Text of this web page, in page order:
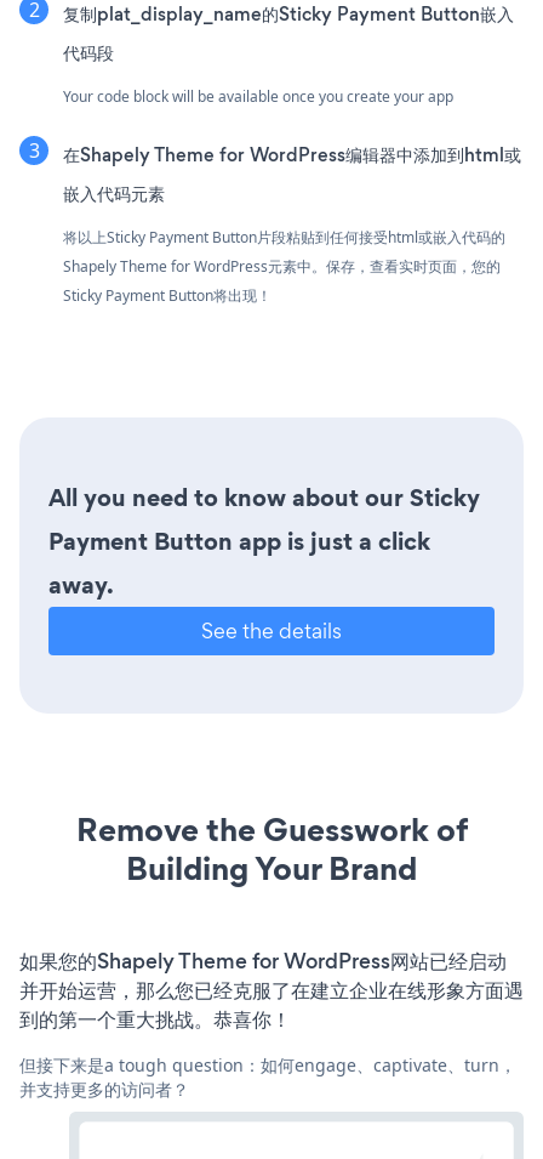
复制plat_display_name的Sticky Payment Button嵌入
代码段
Your code block will be available once you create your app
在Shapely Theme for WordPress编辑器中添加到html或
嵌入代码元素
将以上Sticky Payment Button片段粘贴到任何接受html或嵌入代码的
Shapely Theme for WordPress元素中。保存，查看实时页面，您的
Sticky Payment Button将出现！
All you need to know about our Sticky
Payment Button app is just a click
away.
See the details
Remove the Guesswork of
Building Your Brand
如果您的Shapely Theme for WordPress网站已经启动
并开始运营，那么您已经克服了在建立企业在线形象方面遇
到的第一个重大挑战。恭喜你！
但接下来是a tough question：如何engage、captivate、turn，
并支持更多的访问者？